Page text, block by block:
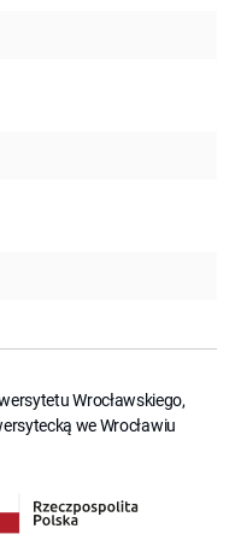
Wrocławskiego,
we Wrocławiu